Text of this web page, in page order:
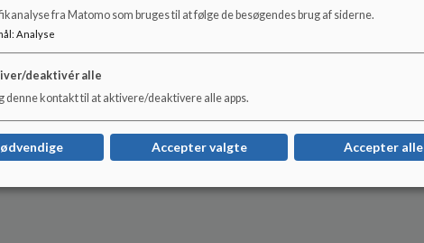
fra Matomo som bruges til at følge de besøgendes brug af siderne.
: Analyse
deaktivér alle
denne kontakt til at aktivere/deaktivere alle apps.
Accepter valgte Accepter alle